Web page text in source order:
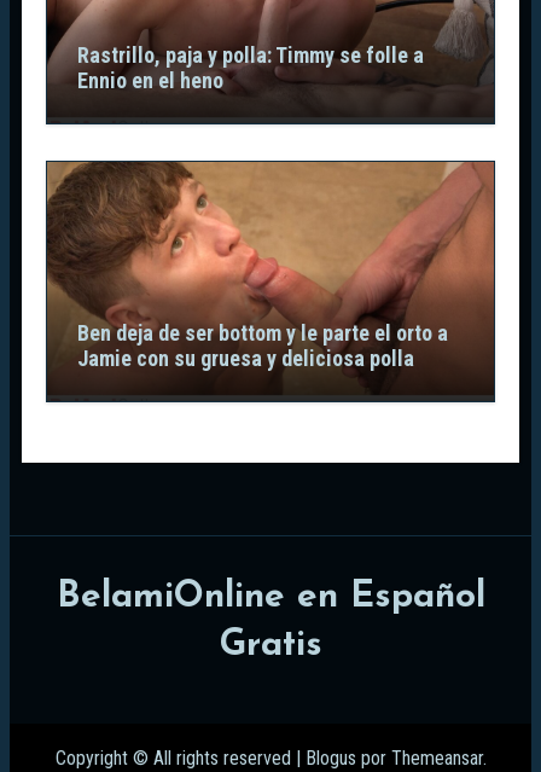
Rastrillo, paja y polla: Timmy se folle a
Ennio en el heno
Ben deja de ser bottom y le parte el orto a
Jamie con su gruesa y deliciosa polla
BelamiOnline en Español
Gratis
Copyright © All rights reserved | Blogus por Themeansar.